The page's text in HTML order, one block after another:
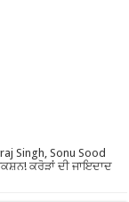
Singh, Sonu Sood
ਕਰੋੜਾਂ ਦੀ ਜਾਇਦਾਦ